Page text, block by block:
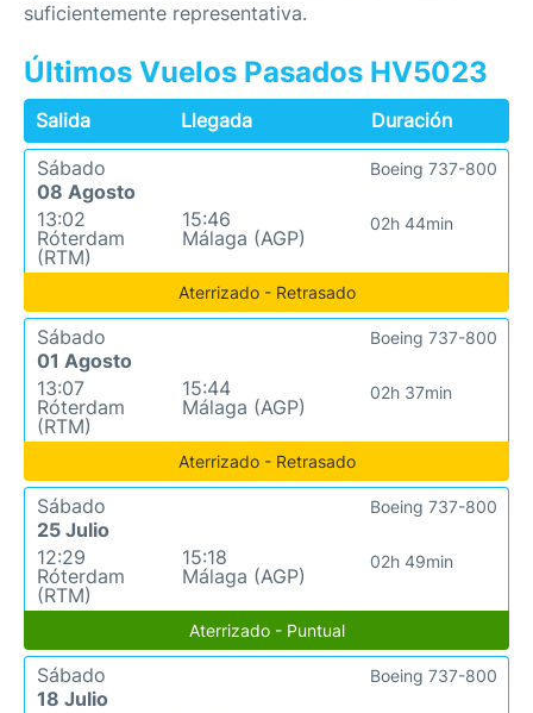
suficientemente representativa.
Últimos Vuelos Pasados HV5023
Salida Llegada
Duración
Sábado
08 Agosto
13:02
Róterdam
(RTM)
15:46
Málaga (AGP)
02h 44min
Boeing 737-800
Aterrizado - Retrasado
Sábado
01 Agosto
13:07
Róterdam
(RTM)
15:44
Málaga (AGP)
02h 37min
Boeing 737-800
Aterrizado - Retrasado
Sábado
25 Julio
12:29
Róterdam
(RTM)
15:18
Málaga (AGP)
02h 49min
Boeing 737-800
Aterrizado - Puntual
Sábado
18 Julio
Boeing 737-800